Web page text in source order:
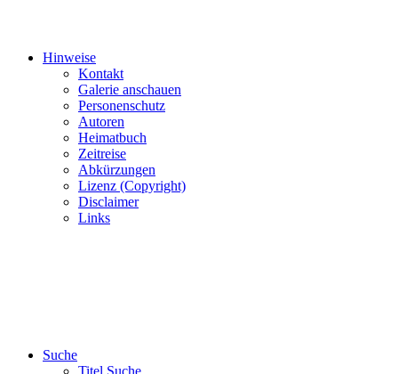
Hinweise
Kontakt
Galerie anschauen
Personenschutz
Autoren
Heimatbuch
Zeitreise
Abkürzungen
Lizenz (Copyright)
Disclaimer
Links
Suche
Titel Suche